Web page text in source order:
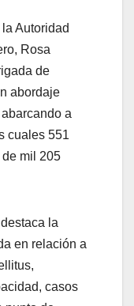
Autoridad
Rosa
de
abordaje
a
cuales 551
mil 205
la
en relación a
casos